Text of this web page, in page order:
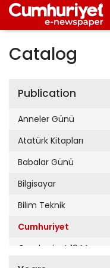
Catalog
Publication
Anneler Günü
Atatürk Kitapları
Babalar Günü
Bilgisayar
Bilim Teknik
Cumhuriyet
Cumhuriyet 19 Mayıs